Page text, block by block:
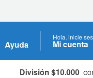
Ayuda
Hola, inicie
Mi cuenta
División $10.000